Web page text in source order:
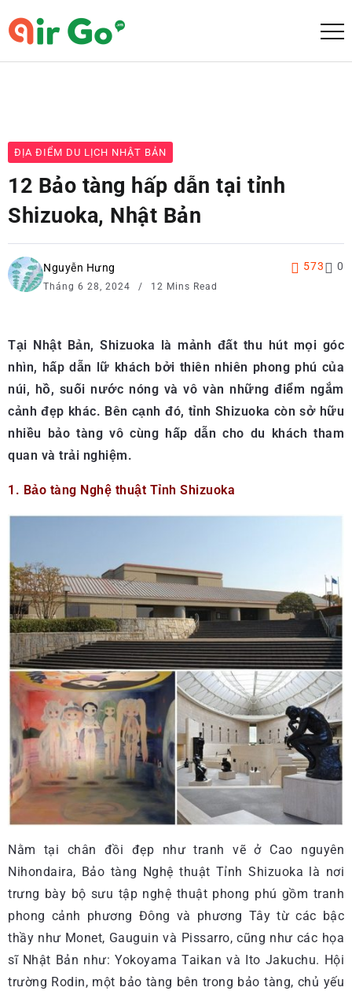
ĐỊA ĐIỂM DU LỊCH NHẬT BẢN
12 Bảo tàng hấp dẫn tại tỉnh
Shizuoka, Nhật Bản
Nguyễn Hưng
Tháng 6 28, 2024 12 Mins Read
573 0
Tại Nhật Bản, Shizuoka là mảnh đất thu hút mọi góc
nhìn, hấp dẫn lữ khách bởi thiên nhiên phong phú của
núi, hồ, suối nước nóng và vô vàn những điểm ngắm
cảnh đẹp khác. Bên cạnh đó, tỉnh Shizuoka còn sở hữu
nhiều bảo tàng vô cùng hấp dẫn cho du khách tham
quan và trải nghiệm.
1. Bảo tàng Nghệ thuật Tỉnh Shizuoka
Nằm tại chân đồi đẹp như tranh vẽ ở Cao nguyên
Nihondaira, Bảo tàng Nghệ thuật Tỉnh Shizuoka là nơi
trưng bày bộ sưu tập nghệ thuật phong phú gồm tranh
phong cảnh phương Đông và phương Tây từ các bậc
thầy như Monet, Gauguin và Pissarro, cũng như các họa
sĩ Nhật Bản như: Yokoyama Taikan và Ito Jakuchu. Hội
trường Rodin, một bảo tàng bên trong bảo tàng, chủ yếu